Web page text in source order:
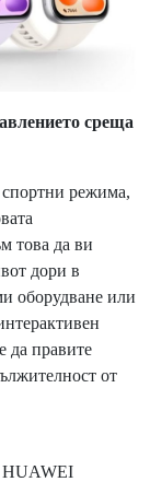
среща
спортни режима,
това да ви
дори в
оборудване или
да правите
от
HUAWEI